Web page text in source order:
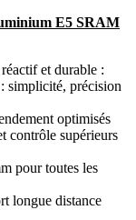
E5 SRAM
et durable :
simplicité, précision
optimisés
contrôle supérieurs
pour toutes les
longue distance